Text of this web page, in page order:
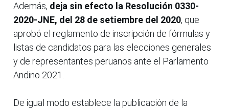
Además, deja sin efecto la Resolución 0330-
2020-JNE, del 28 de setiembre del 2020, que
aprobó el reglamento de inscripción de fórmulas y
listas de candidatos para las elecciones generales
y de representantes peruanos ante el Parlamento
Andino 2021.
De igual modo establece la publicación de la